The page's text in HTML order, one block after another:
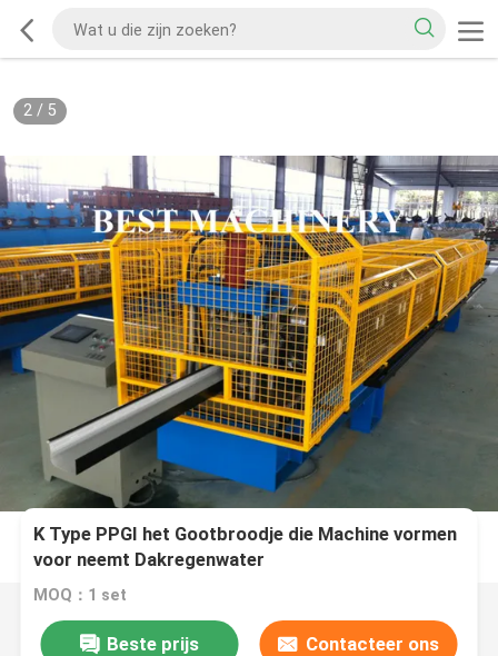
3/ 5
K Type PPGI het Gootbroodje die Machine vormen
voor neemt Dakregenwater
MOQ：1 set
Beste prijs Contacteer ons